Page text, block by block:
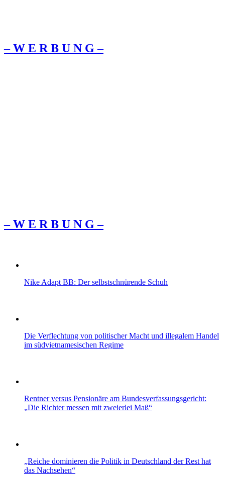
– W Ε R Β U Ν G –
– W Ε R Β U Ν G –
Nike Adapt BB: Der selbstschnürende Schuh
Die Verflechtung von politischer Macht und illegalem Handel
im südvietnamesischen Regime
Rentner versus Pensionäre am Bundesverfassungsgericht:
„Die Richter messen mit zweierlei Maß“
„Reiche dominieren die Politik in Deutschland der Rest hat
das Nachsehen“